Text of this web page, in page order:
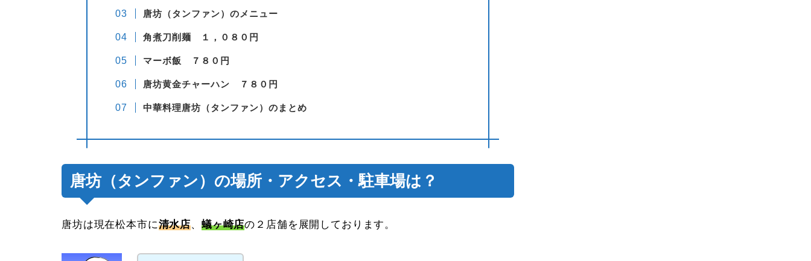
唐坊（タンファン）の メニュー
角煮刀削麺 １，０８０円
マーボ飯 ７８０円
唐坊黄金チャーハン ７８０円
中華料理唐坊（タンファン）のまとめ
唐坊（タンファン）の場所・アクセス・駐車場は？
唐坊は現在松本市に清水店、 蟻ヶ崎店の２店舗を展開しております。